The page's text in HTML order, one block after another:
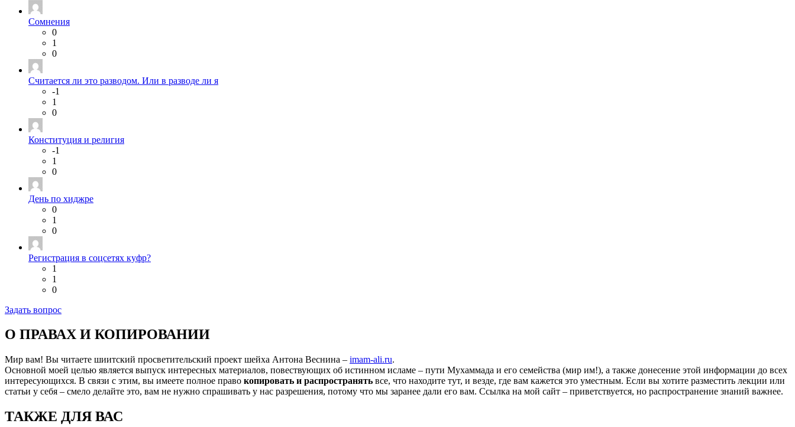
Сомнения
0
1
0
Считается ли это разводом. Или в разводе ли я
-1
1
0
Конституция и религия
-1
1
0
День по хиджре
0
1
0
Регистрация в соцсетях куфр?
1
1
0
Задать вопрос
О ПРАВАХ И КОПИРОВАНИИ
Мир вам! Вы читаете шиитский просветительский проект шейха Антона Веснина – imam-ali.ru.
Основной моей целью является выпуск интересных материалов, повествующих об истинном исламе – пути Мухаммада и его семейства (мир им!), а также донесение этой информации до всех
интересующихся. В связи с этим, вы имеете полное право копировать и распространять все, что находите тут, и везде, где вам кажется это уместным. Если вы хотите разместить лекции или
статьи у себя – смело делайте это, вам не нужно спрашивать у нас разрешения, потому что мы заранее дали его вам. Ссылка на мой сайт – приветствуется, но распространение знаний важнее.
ТАКЖЕ ДЛЯ ВАС